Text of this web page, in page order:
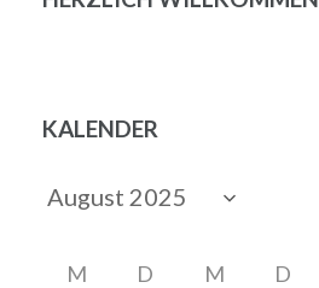
KALENDER
M D M D